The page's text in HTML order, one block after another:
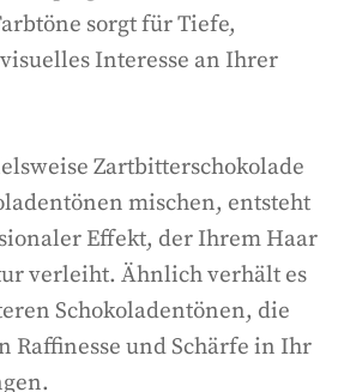
sorgt für Tiefe,
Interesse an Ihrer
Zartbitterschokolade
mischen, entsteht
Effekt, der Ihrem Haar
verleiht. Ähnlich verhält es
Schokoladentönen, die
Raffinesse und Schärfe in Ihr